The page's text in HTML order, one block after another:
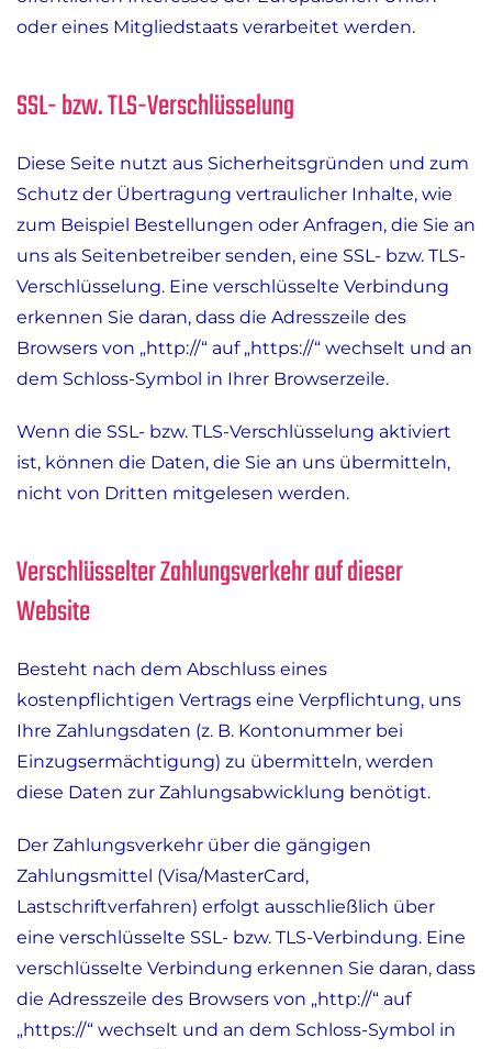
oder eines Mitgliedstaats verarbeitet werden.
SSL- bzw. TLS-Verschlüsselung
Diese Seite nutzt aus Sicherheitsgründen und zum
Schutz der Übertragung vertraulicher Inhalte, wie
zum Beispiel Bestellungen oder Anfragen, die Sie an
uns als Seitenbetreiber senden, eine SSL- bzw. TLS-
Verschlüsselung. Eine verschlüsselte Verbindung
erkennen Sie daran, dass die Adresszeile des
Browsers von „http://“ auf „https://“ wechselt und an
dem Schloss-Symbol in Ihrer Browserzeile.
Wenn die SSL- bzw. TLS-Verschlüsselung aktiviert
ist, können die Daten, die Sie an uns übermitteln,
nicht von Dritten mitgelesen werden.
Verschlüsselter Zahlungsverkehr auf dieser
Website
Besteht nach dem Abschluss eines
kostenpflichtigen Vertrags eine Verpflichtung, uns
Ihre Zahlungsdaten (z. B. Kontonummer bei
Einzugsermächtigung) zu übermitteln, werden
diese Daten zur Zahlungsabwicklung benötigt.
Der Zahlungsverkehr über die gängigen
Zahlungsmittel (Visa/MasterCard,
Lastschriftverfahren) erfolgt ausschließlich über
eine verschlüsselte SSL- bzw. TLS-Verbindung. Eine
verschlüsselte Verbindung erkennen Sie daran, dass
die Adresszeile des Browsers von „http://“ auf
„https://“ wechselt und an dem Schloss-Symbol in